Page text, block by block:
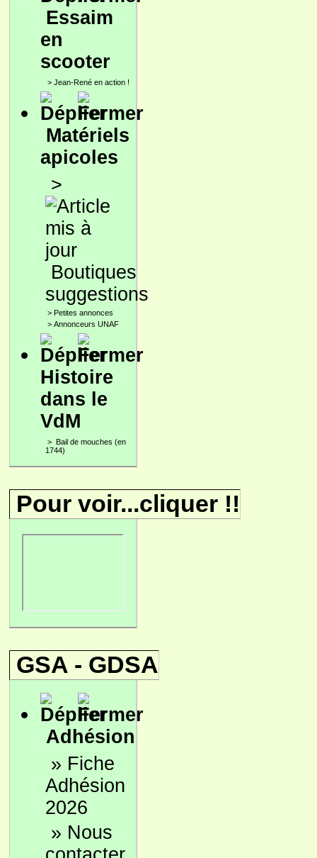
Essaim
en
scooter
> Jean-René en action !
Matériels
apicoles
>
Boutiques
suggestions
> Petites annonces
> Annonceurs UNAF
Histoire
dans le
VdM
> Bail de mouches (en
1744)
Pour voir...cliquer !!
GSA - GDSA
Adhésion
» Fiche
Adhésion
2026
» Nous